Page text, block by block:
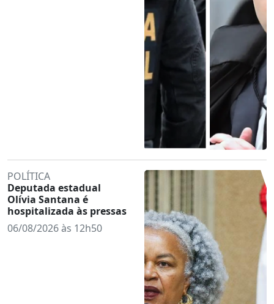
POLÍTICA
Deputada estadual
Olívia Santana é
hospitalizada às pressas
06/08/2026 às 12h50